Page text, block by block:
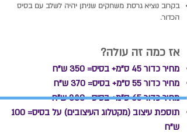
בקרוב נוציא גרסת משחקים שניתן יהיה לשלב עם בסיס
הכדור.
אז כמה זה עולה?
מחיר כדור 45 ס"מ+ בסיס= 350 ש"ח
מחיר כדור 55 ס"מ+ בסיס= 370 ש"ח
מחיר כדור 65 ס"מ+ בסיס= 380 ש"ח
תוספת עיצוב (מקטלוג העיצובים) על בסיס= 100
ש"ח